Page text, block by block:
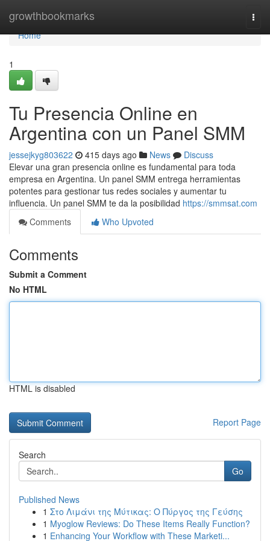
growthbookmarks
Home
Home
1
Tu Presencia Online en
Argentina con un Panel SMM
jessejkyg803622 415 days ago News
Discuss
Elevar una gran presencia online es fundamental para toda
empresa en Argentina. Un panel SMM entrega herramientas
potentes para gestionar tus redes sociales y aumentar tu
influencia. Un panel SMM te da la posibilidad https://smmsat.com
Comments
Who Upvoted
Comments
Submit a Comment
No HTML
HTML is disabled
Report Page
Search
Go
Published News
1 Στο Λιμάνι της Μύτικας: Ο Πύργος της Γεύσης
1 Myoglow Reviews: Do These Items Really Function?
1 Enhancing Your Workflow with These Marketi...